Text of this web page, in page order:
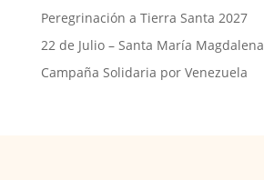
Peregrinación a Tierra Santa 2027
22 de Julio – Santa María Magdalena
Campaña Solidaria por Venezuela